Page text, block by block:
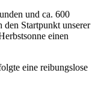
und ca. 600
Startpunkt unserer
einen
eine reibungslose